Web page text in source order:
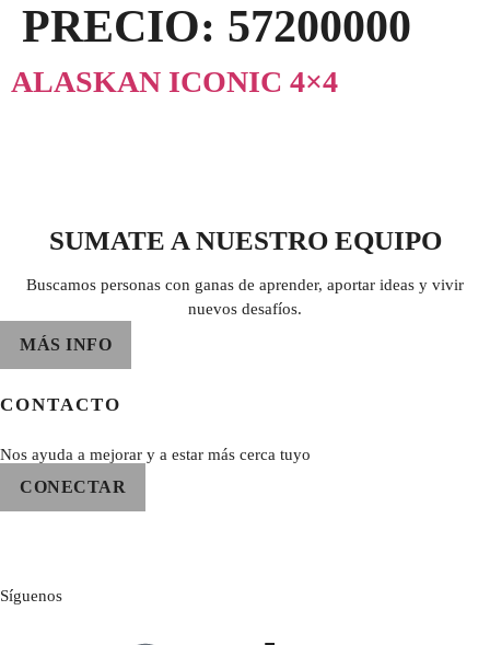
PRECIO: 57200000
ALASKAN ICONIC 4×4
SUMATE A NUESTRO EQUIPO
Buscamos personas con ganas de aprender, aportar ideas y vivir
nuevos desafíos.
MÁS INFO
CONTACTO
Nos ayuda a mejorar y a estar más cerca tuyo
CONECTAR
Síguenos